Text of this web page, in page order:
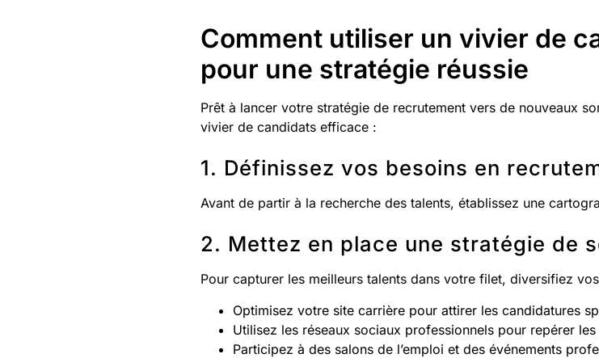
Comment utiliser un vivier de
pour une stratégie réussie
Prêt à lancer votre stratégie de recrutement vers de nouveaux
vivier de candidats efficace :
1. Définissez vos besoins en
Avant de partir à la recherche des talents, établissez une
2. Mettez en place une stratégie de
Pour capturer les meilleurs talents dans votre filet, diversifiez
Optimisez votre site carrière pour attirer les candidatures
Utilisez les réseaux sociaux professionnels pour repérer
Participez à des salons de l’emploi et des événements